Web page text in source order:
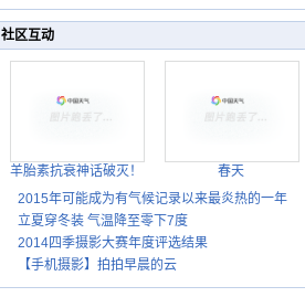
祝丰收迎秋来
社区互动
羊胎素抗衰神话破灭！
春天
2015年可能成为有气候记录以来最炎热的一年
立夏穿冬装 气温降至零下7度
2014四季摄影大赛年度评选结果
【手机摄影】拍拍早晨的云